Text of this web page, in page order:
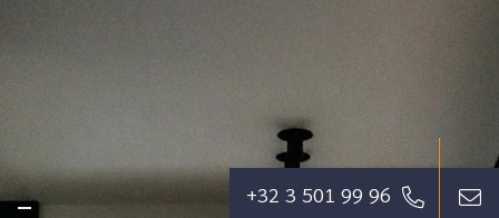
+32 3 501 99 96